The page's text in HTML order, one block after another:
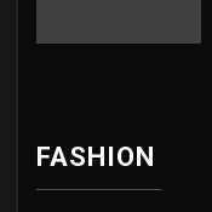
FASHION